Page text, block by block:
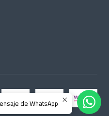
de WhatsApp